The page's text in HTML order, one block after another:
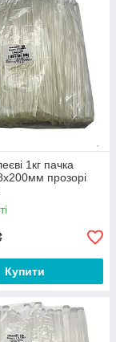
1кг пачка
прозорі
Купити